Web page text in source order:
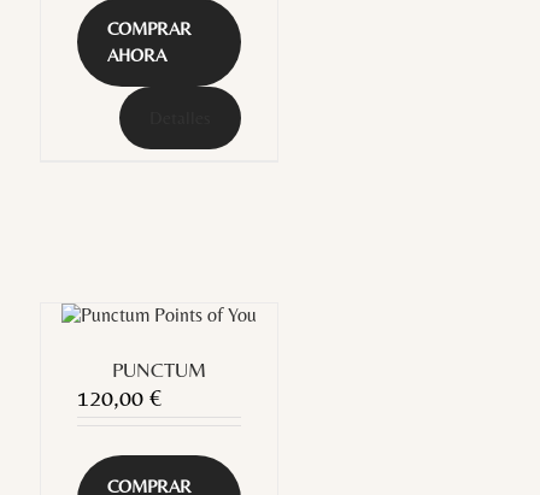
COMPRAR
AHORA
PUNCTUM
120,00 €
COMPRAR